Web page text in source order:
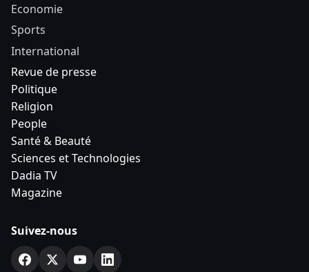
Economie
Sports
International
Revue de presse
Politique
Religion
People
Santé & Beauté
Sciences et Technologies
Dadia TV
Magazine
Suivez-nous